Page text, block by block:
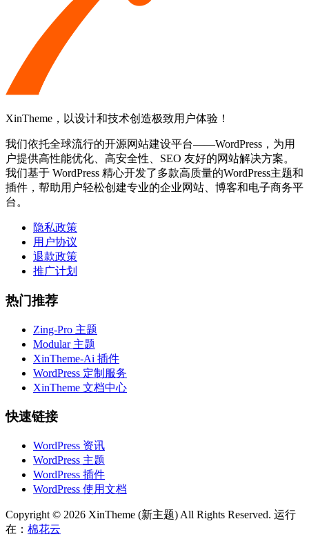
XinTheme，以设计和技术创造极致用户体验！
我们依托全球流行的开源网站建设平台——WordPress，为用
户提供高性能优化、高安全性、SEO 友好的网站解决方案。
我们基于 WordPress 精心开发了多款高质量的WordPress主题和
插件，帮助用户轻松创建专业的企业网站、博客和电子商务平
台。
隐私政策
用户协议
退款政策
推广计划
热门推荐
Zing-Pro 主题
Modular 主题
XinTheme-Ai 插件
WordPress 定制服务
XinTheme 文档中心
快速链接
WordPress 资讯
WordPress 主题
WordPress 插件
WordPress 使用文档
Copyright © 2026 XinTheme (新主题) All Rights Reserved. 运行
在： 棉花云